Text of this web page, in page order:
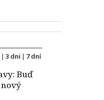
| 3 dni | 7 dní